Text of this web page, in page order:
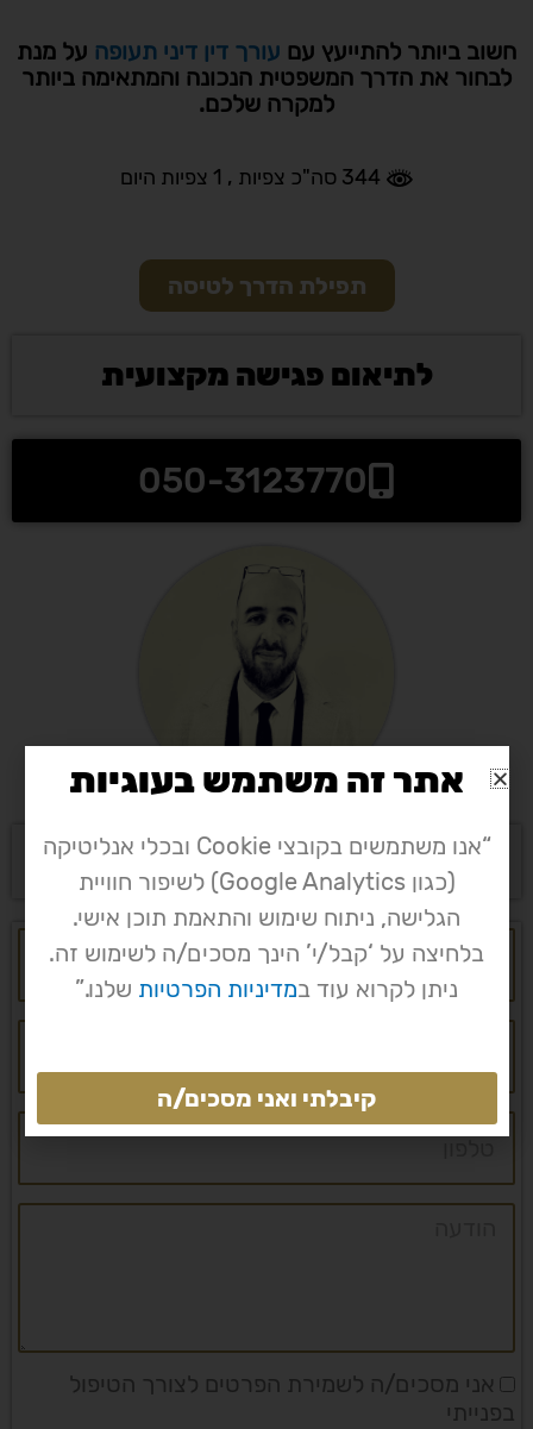
חשוב ביותר להתייעץ עם עורך דין דיני תעופה על מנת
לבחור את הדרך המשפטית הנכונה והמתאימה ביותר
למקרה שלכם.
, 1 צפיות היום
תפילת הדרך לטיסה
לתיאום פגישה מקצועית
050-3123770
או השאירו פרטים ואנו נחזור אליכם
שם
אימייל
טלפון
הודעה
אני מסכים/ה לשמירת הפרטים לצורך הטיפול
בפנייתי
אתר זה משתמש בעוגיות
“אנו משתמשים בקובצי Cookie ובכלי אנליטיקה
(כגון Google Analytics) לשיפור חוויית
הגלישה, ניתוח שימוש והתאמת תוכן אישי.
בלחיצה על ‘קבל/י’ הינך מסכים/ה לשימוש זה.
ניתן לקרוא עוד במדיניות הפרטיות שלנו.”
קיבלתי ואני מסכים/ה